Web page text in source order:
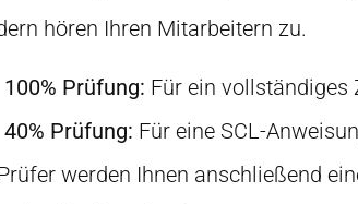
hören Ihren Mitarbeitern zu.
100% Prüfung: Für ein vollständiges
40% Prüfung: Für eine SCL-
werden Ihnen anschließend